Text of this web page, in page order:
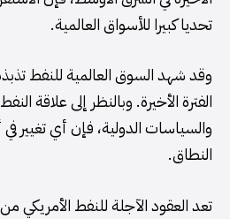
تحديا كبيرا للأسواق العالمية.
وقد شهد السوق العالمية للنفط
الفترة الأخيرة. وبالنظر إلى علاقة
والسياسات الدولية، فإن أي تغيير
النطاق.
تعد العقود الآجلة للنفط الأمريكي